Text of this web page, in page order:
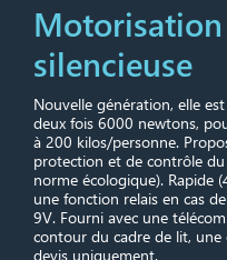
silencieuse
Nouvelle génération, elle
deux fois 6000 newtons,
à 200 kilos/personne.
protection et de contrôle
norme écologique). Rapide
une fonction relais en cas
9V. Fourni avec une
contour du cadre de lit,
devis uniquement.